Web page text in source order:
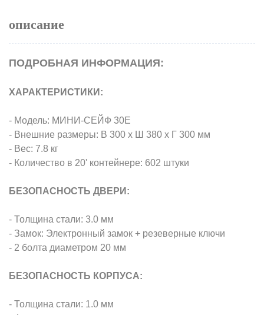
описание
ПОДРОБНАЯ ИНФОРМАЦИЯ:
ХАРАКТЕРИСТИКИ:
- Модель: МИНИ-СЕЙФ 30Е
- Внешние размеры: В 300 х Ш 380 х Г 300 мм
- Вес: 7.8 кг
- Количество в 20' контейнере: 602 штуки
БЕЗОПАСНОСТЬ ДВЕРИ:
- Толщина стали: 3.0 мм
- Замок: Электронный замок + резеверные ключи
- 2 болта диаметром 20 мм
БЕЗОПАСНОСТЬ КОРПУСА:
- Толщина стали: 1.0 мм